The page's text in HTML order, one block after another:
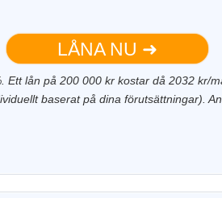
LÅNA NU ➜
Ett lån på 200 000 kr kostar då 2032 kr/
baserat på dina förutsättningar).